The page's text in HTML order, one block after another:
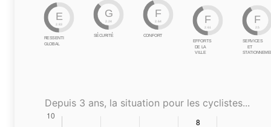
E
2.83
RESSENTI
GLOBAL
G
2.24
SÉCURITÉ
F
2.64
CONFORT
F
2.61
EFFORTS
DE LA
VILLE
F
2.5
SERVICES
ET
Depuis 3 ans, la situation pour les cyclistes...